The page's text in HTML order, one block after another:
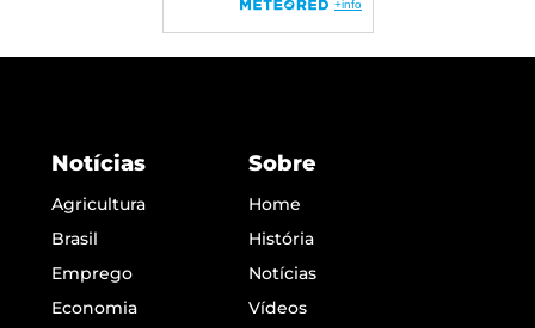
Notícias
Agricultura
Brasil
Emprego
Economia
Sobre
Home
História
Notícias
Vídeos